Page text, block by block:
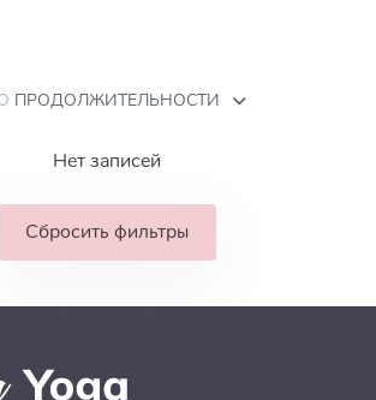
ПРОДОЛЖИТЕЛЬНОСТИ
Нет записей
Сбросить фильтры